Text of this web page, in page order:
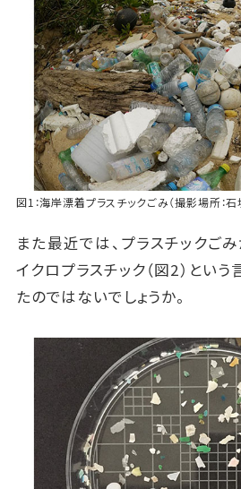
図1：海岸漂着プラスチックごみ（撮影場所：石
また最近では、プラスチックご
イクロプラスチック（図2）とい
たのではないでしょうか。